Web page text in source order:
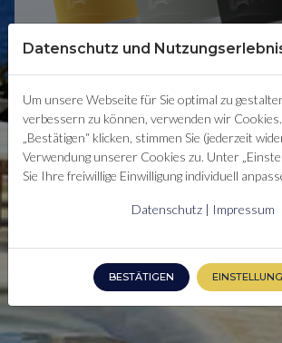
Datenschutz und
Um unsere Webseite für Sie optimal zu
verbessern zu können, verwenden wir
„Bestätigen“ klicken, stimmen Sie (jederzeit
Verwendung unserer Cookies zu. Unter
Sie Ihre freiwillige Einwilligung individuell
Datenschutz | Impressum
BESTÄTIGEN